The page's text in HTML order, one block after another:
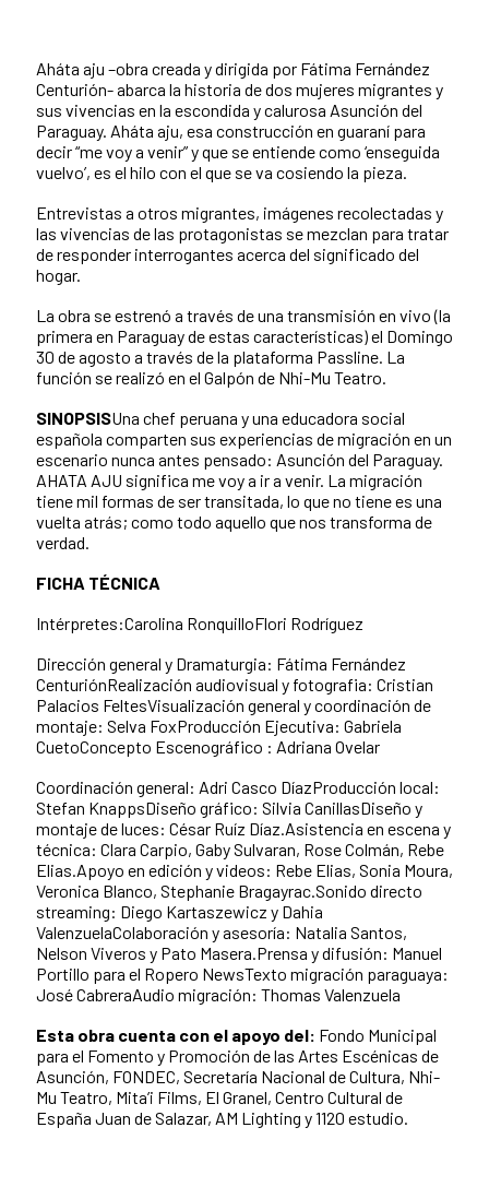
Aháta aju –obra creada y dirigida por Fátima Fernández
Centurión- abarca la historia de dos mujeres migrantes y
sus vivencias en la escondida y calurosa Asunción del
Paraguay. Aháta aju, esa construcción en guaraní para
decir “me voy a venir” y que se entiende como ‘enseguida
vuelvo’, es el hilo con el que se va cosiendo la pieza.
Entrevistas a otros migrantes, imágenes recolectadas y
las vivencias de las protagonistas se mezclan para tratar
de responder interrogantes acerca del significado del
hogar.
La obra se estrenó a través de una transmisión en vivo (la
primera en Paraguay de estas características) el Domingo
30 de agosto a través de la plataforma Passline. La
función se realizó en el Galpón de Nhi-Mu Teatro.
SINOPSISUna chef peruana y una educadora social
española comparten sus experiencias de migración en un
escenario nunca antes pensado: Asunción del Paraguay.
AHATA AJU significa me voy a ir a venir. La migración
tiene mil formas de ser transitada, lo que no tiene es una
vuelta atrás; como todo aquello que nos transforma de
verdad.
FICHA TÉCNICA
Intérpretes:Carolina RonquilloFlori Rodríguez
Dirección general y Dramaturgia: Fátima Fernández
CenturiónRealización audiovisual y fotografia: Cristian
Palacios FeltesVisualización general y coordinación de
montaje: Selva FoxProducción Ejecutiva: Gabriela
CuetoConcepto Escenográfico : Adriana Ovelar
Coordinación general: Adri Casco DíazProducción local:
Stefan KnappsDiseño gráfico: Silvia CanillasDiseño y
montaje de luces: César Ruíz Díaz.Asistencia en escena y
técnica: Clara Carpio, Gaby Sulvaran, Rose Colmán, Rebe
Elias.Apoyo en edición y videos: Rebe Elias, Sonia Moura,
Veronica Blanco, Stephanie Bragayrac.Sonido directo
streaming: Diego Kartaszewicz y Dahia
ValenzuelaColaboración y asesoría: Natalia Santos,
Nelson Viveros y Pato Masera.Prensa y difusión: Manuel
Portillo para el Ropero NewsTexto migración paraguaya:
José CabreraAudio migración: Thomas Valenzuela
Esta obra cuenta con el apoyo del: Fondo Municipal
para el Fomento y Promoción de las Artes Escénicas de
Asunción, FONDEC, Secretaría Nacional de Cultura, Nhi-
Mu Teatro, Mita’i Films, El Granel, Centro Cultural de
España Juan de Salazar, AM Lighting y 1120 estudio.